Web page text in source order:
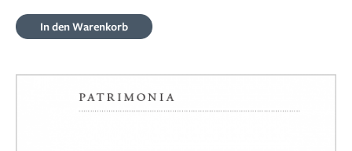
In den Warenkorb